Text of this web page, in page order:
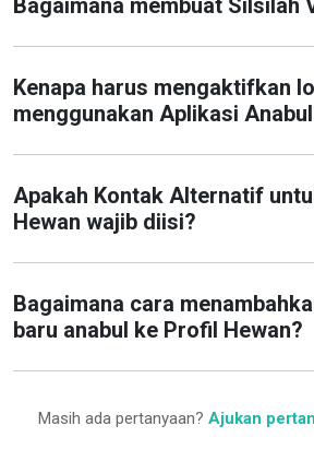
Bagaimana membuat Silsilah
Kenapa harus mengaktifkan
menggunakan Aplikasi
Apakah Kontak Alternatif
Hewan wajib diisi?
Bagaimana cara
baru anabul ke Profil Hewan?
Masih ada pertanyaan? Ajukan